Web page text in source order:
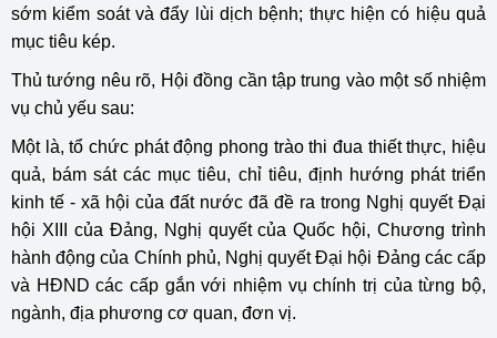
sớm kiểm soát và đẩy lùi dịch bệnh; thực hiện có hiệu quả
mục tiêu kép.
Thủ tướng nêu rõ, Hội đồng cần tập trung vào một số nhiệm
vụ chủ yếu sau:
Một là, tổ chức phát động phong trào thi đua thiết thực, hiệu
quả, bám sát các mục tiêu, chỉ tiêu, định hướng phát triển
kinh tế - xã hội của đất nước đã đề ra trong Nghị quyết Đại
hội XIII của Đảng, Nghị quyết của Quốc hội, Chương trình
hành động của Chính phủ, Nghị quyết Đại hội Đảng các cấp
và HĐND các cấp gắn với nhiệm vụ chính trị của từng bộ,
ngành, địa phương cơ quan, đơn vị.